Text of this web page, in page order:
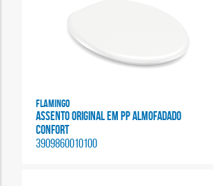
Flamingo
ASSENTO ORIGINAL EM PP ALMOFADADO
CONFORT
3909860010100